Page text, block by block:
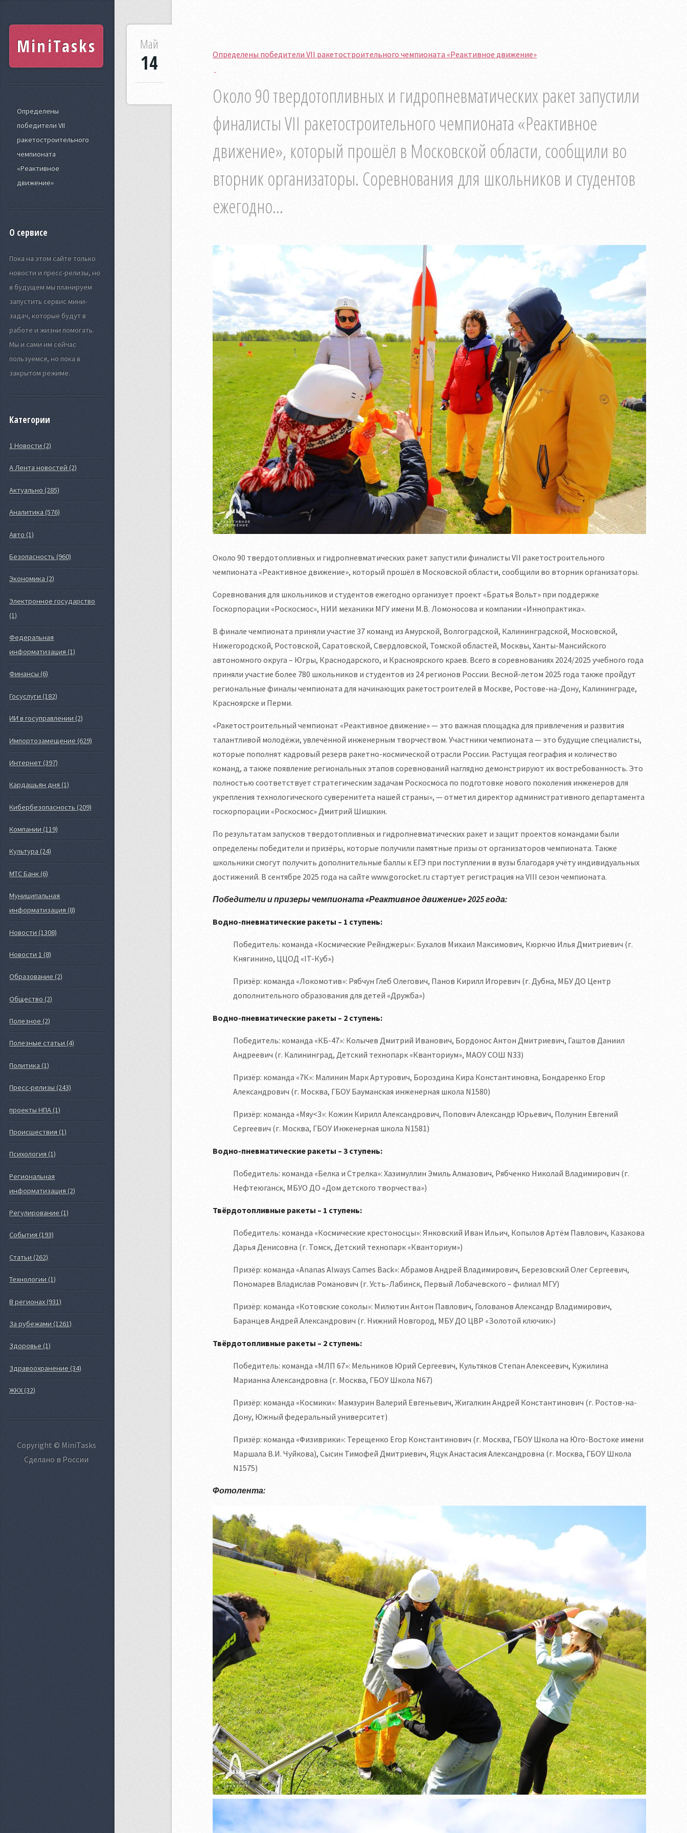
MiniTasks
Определены
победители VII
ракетостроительного
чемпионата
«Реактивное
движение»
О сервисе
Пока на этом сайте только
новости и пресс-релизы, но
в будущем мы планируем
запустить сервис мини-
задач, которые будут в
работе и жизни помогать.
Мы и сами им сейчас
пользуемся, но пока в
закрытом режиме.
Категории
1 Новости (2)
А Лента новостей (2)
Актуально (285)
Аналитика (576)
Авто (1)
Безопасность (960)
Экономика (2)
Электронное государство
(1)
Федеральная
информатизация (1)
Финансы (6)
Госуслуги (182)
ИИ в госуправлении (2)
Импортозамещение (629)
Интернет (397)
Кардашьян дня (1)
Кибербезопасность (209)
Компании (119)
Культура (24)
МТС Банк (6)
Муниципальная
информатизация (8)
Новости (1308)
Новости 1 (8)
Образование (2)
Общество (2)
Полезное (2)
Полезные статьи (4)
Политика (1)
Пресс-релизы (243)
проекты НПА (1)
Происшествия (1)
Психология (1)
Региональная
информатизация (2)
Регулирование (1)
События (193)
Статьи (262)
Технологии (1)
В регионах (931)
За рубежами (1261)
Здоровье (1)
Здравоохранение (34)
ЖКХ (32)
Copyright © MiniTasks
Сделано в России
Определены победители VII ракетостроительного чемпионата «Реактивное движение»
Около 90 твердотопливных и гидропневматических ракет запустили
финалисты VII ракетостроительного чемпионата «Реактивное
движение», который прошёл в Московской области, сообщили во
вторник организаторы. Соревнования для школьников и студентов
ежегодно...
Май
14
Около 90 твердотопливных и гидропневматических ракет запустили финалисты VII ракетостроительного
чемпионата «Реактивное движение», который прошёл в Московской области, сообщили во вторник организаторы.
Соревнования для школьников и студентов ежегодно организует проект «Братья Вольт» при поддержке
Госкорпорации «Роскосмос», НИИ механики МГУ имени М.В. Ломоносова и компании «Иннопрактика».
В финале чемпионата приняли участие 37 команд из Амурской, Волгоградской, Калининградской, Московской,
Нижегородской, Ростовской, Саратовской, Свердловской, Томской областей, Москвы, Ханты-Мансийского
автономного округа – Югры, Краснодарского, и Красноярского краев. Всего в соревнованиях 2024/2025 учебного года
приняли участие более 780 школьников и студентов из 24 регионов России. Весной-летом 2025 года также пройдут
региональные финалы чемпионата для начинающих ракетостроителей в Москве, Ростове-на-Дону, Калининграде,
Красноярске и Перми.
«Ракетостроительный чемпионат «Реактивное движение» — это важная площадка для привлечения и развития
талантливой молодёжи, увлечённой инженерным творчеством. Участники чемпионата — это будущие специалисты,
которые пополнят кадровый резерв ракетно-космической отрасли России. Растущая география и количество
команд, а также появление региональных этапов соревнований наглядно демонстрируют их востребованность. Это
полностью соответствует стратегическим задачам Роскосмоса по подготовке нового поколения инженеров для
укрепления технологического суверенитета нашей страны», — отметил директор административного департамента
госкорпорации «Роскосмос» Дмитрий Шишкин.
По результатам запусков твердотопливных и гидропневматических ракет и защит проектов командами были
определены победители и призёры, которые получили памятные призы от организаторов чемпионата. Также
школьники смогут получить дополнительные баллы к ЕГЭ при поступлении в вузы благодаря учёту индивидуальных
достижений. В сентябре 2025 года на сайте www.gorocket.ru стартует регистрация на VIII сезон чемпионата.
Победители и призеры чемпионата «Реактивное движение» 2025 года:
Водно-пневматические ракеты – 1 ступень:
Победитель: команда «Космические Рейнджеры»: Бухалов Михаил Максимович, Кюркчю Илья Дмитриевич (г.
Княгинино, ЦЦОД «IT-Куб»)
Призёр: команда «Локомотив»: Рябчун Глеб Олегович, Панов Кирилл Игоревич (г. Дубна, МБУ ДО Центр
дополнительного образования для детей «Дружба»)
Водно-пневматические ракеты – 2 ступень:
Победитель: команда «КБ-47»: Колычев Дмитрий Иванович, Бордонос Антон Дмитриевич, Гаштов Даниил
Андреевич (г. Калининград, Детский технопарк «Кванториум», МАОУ СОШ N33)
Призёр: команда «7К»: Малинин Марк Артурович, Бороздина Кира Константиновна, Бондаренко Егор
Александрович (г. Москва, ГБОУ Бауманская инженерная школа N1580)
Призёр: команда «Мяу<3»: Кожин Кирилл Александрович, Попович Александр Юрьевич, Полунин Евгений
Сергеевич (г. Москва, ГБОУ Инженерная школа N1581)
Водно-пневматические ракеты – 3 ступень:
Победитель: команда «Белка и Стрелка»: Хазимуллин Эмиль Алмазович, Рябченко Николай Владимирович (г.
Нефтеюганск, МБУО ДО «Дом детского творчества»)
Твёрдотопливные ракеты – 1 ступень:
Победитель: команда «Космические крестоносцы»: Янковский Иван Ильич, Копылов Артём Павлович, Казакова
Дарья Денисовна (г. Томск, Детский технопарк «Кванториум»)
Призёр: команда «Ananas Always Cames Back»: Абрамов Андрей Владимирович, Березовский Олег Сергеевич,
Пономарев Владислав Романович (г. Усть-Лабинск, Первый Лобачевского – филиал МГУ)
Призёр: команда «Котовские соколы»: Милютин Антон Павлович, Голованов Александр Владимирович,
Баранцев Андрей Александрович (г. Нижний Новгород, МБУ ДО ЦВР «Золотой ключик»)
Твёрдотопливные ракеты – 2 ступень:
Победитель: команда «МЛП 67»: Мельников Юрий Сергеевич, Культяков Степан Алексеевич, Кужилина
Марианна Александровна (г. Москва, ГБОУ Школа N67)
Призёр: команда «Космики»: Мамзурин Валерий Евгеньевич, Жигалкин Андрей Константинович (г. Ростов-на-
Дону, Южный федеральный университет)
Призёр: команда «Физиврики»: Терещенко Егор Константинович (г. Москва, ГБОУ Школа на Юго-Востоке имени
Маршала В.И. Чуйкова), Сысин Тимофей Дмитриевич, Яцук Анастасия Александровна (г. Москва, ГБОУ Школа
N1575)
Фотолента: